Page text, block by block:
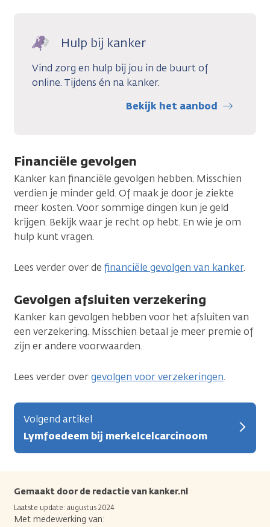
Hulp bij kanker
Vind zorg en hulp bij jou in de buurt of
online. Tijdens én na kanker.
Bekijk het aanbod
Financiële gevolgen
Kanker kan financiële gevolgen hebben. Misschien
verdien je minder geld. Of maak je door je ziekte
meer kosten. Voor sommige dingen kun je geld
krijgen. Bekijk waar je recht op hebt. En wie je om
hulp kunt vragen.
Lees verder over de financiële gevolgen van kanker.
Gevolgen afsluiten verzekering
Kanker kan gevolgen hebben voor het afsluiten van
een verzekering. Misschien betaal je meer premie of
zijn er andere voorwaarden.
Lees verder overgevolgen voor verzekeringen.
Volgend artikel
Lymfoedeem bij merkelcelcarcinoom
Gemaakt door de redactie van kanker.nl
Laatste update: augustus 2024
Met medewerking van: